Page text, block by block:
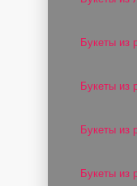
Букеты из
Букеты из
Букеты из
Букеты из